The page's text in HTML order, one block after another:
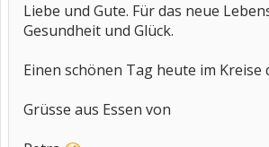
Liebe und Gute. Für das neue
Gesundheit und Glück.
Einen schönen Tag heute im Kreise
Grüsse aus Essen von